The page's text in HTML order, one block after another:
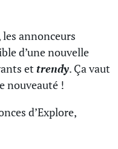
annonceurs
d’une nouvelle
ettrendy. Ça vaut
nouveauté !
d’Explore,